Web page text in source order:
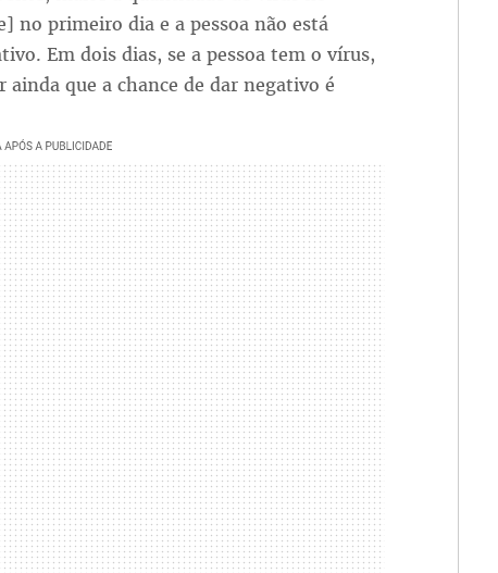
no primeiro dia e a pessoa não está
Em dois dias, se a pessoa tem o vírus,
que a chance de dar negativo é